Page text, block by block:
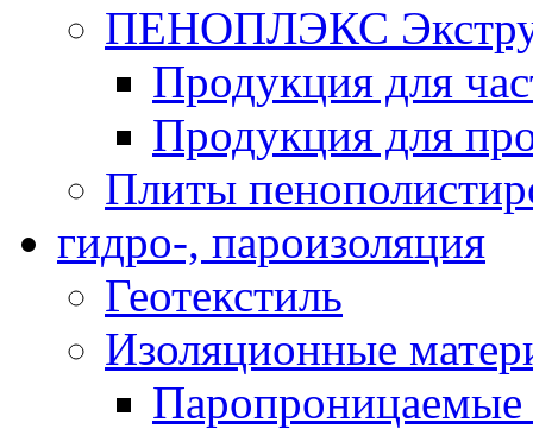
ПЕНОПЛЭКС
Продукция для
Продукция для
Плиты
гидро-, пароизоляция
Геотекстиль
Изоляционные